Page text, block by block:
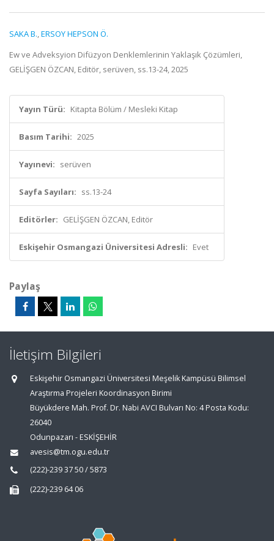
SAKA B.,ERSOY HEPSON Ö.
Ew ve Adveksyion Difüzyon Denklemlerinin Yaklaşık Çözümleri,
GELİŞGEN ÖZCAN, Editör, serüven, ss.13-24, 2025
Yayın Türü: Kitapta Bölüm / Mesleki Kitap
Basım Tarihi: 2025
Yayınevi: serüven
Sayfa Sayıları: ss.13-24
Editörler: GELİŞGEN ÖZCAN, Editör
Eskişehir Osmangazi Üniversitesi Adresli: Evet
Paylaş
İletişim Bilgileri
Eskişehir Osmangazi Üniversitesi Meşelik Kampüsü Bilimsel
Araştırma Projeleri Koordinasyon Birimi
Büyükdere Mah. Prof. Dr. Nabi AVCI Bulvarı No: 4 Posta Kodu:
26040
Odunpazarı - ESKİŞEHİR
avesis@tm.ogu.edu.tr
(222)-239 37 50 / 5873
(222)-239 64 06